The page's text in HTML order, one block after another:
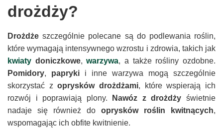
drożdży?
Drożdże szczególnie polecane są do podlewania roślin,
które wymagają intensywnego wzrostu i zdrowia, takich jak
kwiaty doniczkowe,warzywa, a także rośliny ozdobne.
Pomidory, papryki i inne warzywa mogą szczególnie
skorzystać zoprysków drożdżami, które wspierają ich
rozwój i poprawiają plony.
Nawóz z drożdży świetnie
nadaje się również do oprysków roślin kwitnących,
wspomagając ich obfite kwitnienie.